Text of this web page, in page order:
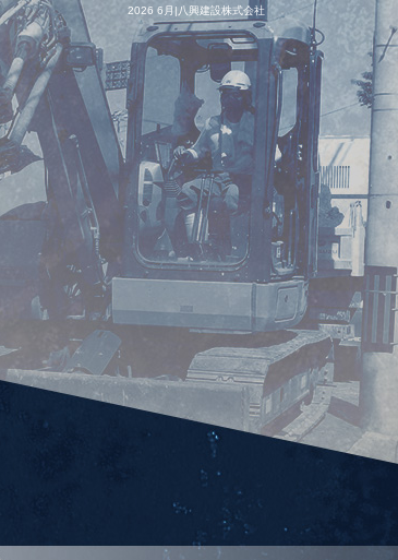
2026 6月|八興建設株式会社